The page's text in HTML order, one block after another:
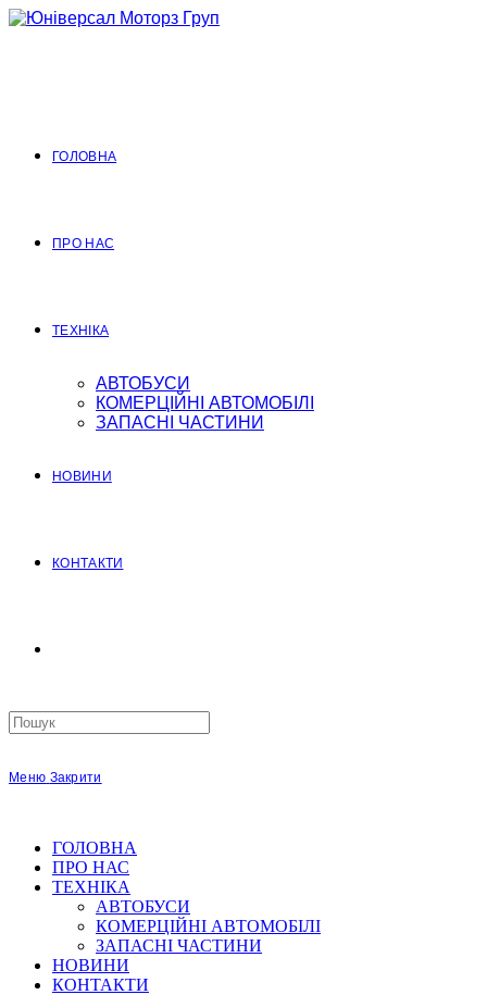
Перейти
ГОЛОВНА
ПРО НАС
ТЕХНІКА
АВТОБУСИ
КОМЕРЦІЙНІ АВТОМОБІЛІ
ЗАПАСНІ ЧАСТИНИ
НОВИНИ
КОНТАКТИ
Search
this
Меню Закрити
ГОЛОВНА
ПРО НАС
ТЕХНІКА
АВТОБУСИ
КОМЕРЦІЙНІ АВТОМОБІЛІ
ЗАПАСНІ ЧАСТИНИ
НОВИНИ
КОНТАКТИ